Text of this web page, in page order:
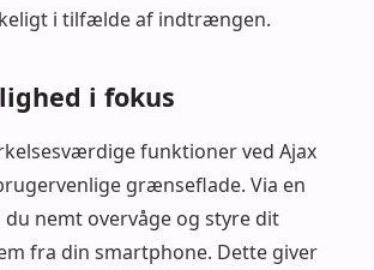
i tilfælde af indtrængen.
i fokus
funktioner ved Ajax
grænseflade. Via en
nemt overvåge og styre dit
fra din smartphone. Dette giver